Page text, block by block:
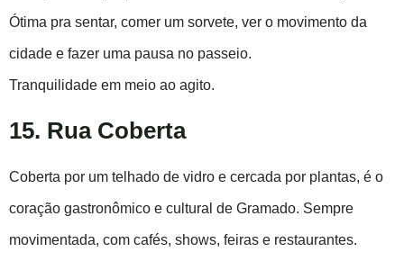
Ótima pra sentar, comer um sorvete, ver o movimento da
cidade e fazer uma pausa no passeio.
Tranquilidade em meio ao agito.
15. Rua Coberta
Coberta por um telhado de vidro e cercada por plantas, é o
coração gastronômico e cultural de Gramado. Sempre
movimentada, com cafés, shows, feiras e restaurantes.